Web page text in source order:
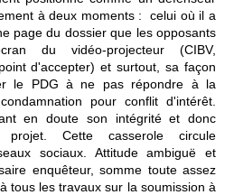
à deux moments : celui où il a
page du dossier que les opposants
du vidéo-projecteur (CIBV,
d'accepter) et surtout, sa façon
le PDG à ne pas répondre à la
pour conflit d'intérêt.
en doute son intégrité et donc
projet. Cette casserole circule
sociaux. Attitude ambiguë et
enquêteur, somme toute assez
tous les travaux sur la soumission à